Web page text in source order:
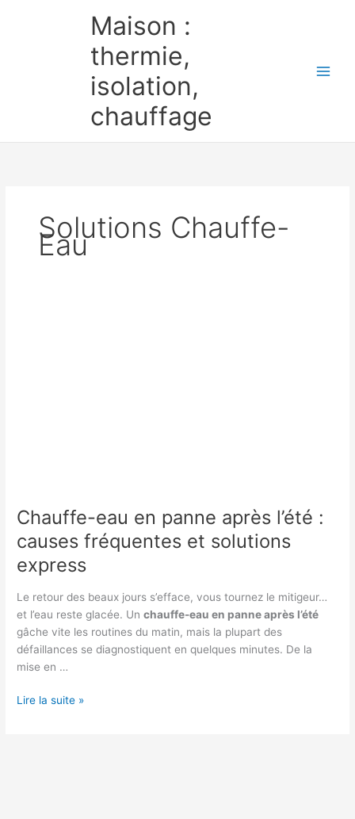
Maison :
thermie,
isolation,
chauffage
Solutions Chauffe-
Eau
Chauffe-eau en panne après l’été :
causes fréquentes et solutions
express
Le retour des beaux jours s’efface, vous tournez le mitigeur…
et l’eau reste glacée. Unchauffe-eau en panne après l’été
gâche vite les routines du matin, mais la plupart des
défaillances se diagnostiquent en quelques minutes. De la
mise en …
Chauffe-
Lire la suite »